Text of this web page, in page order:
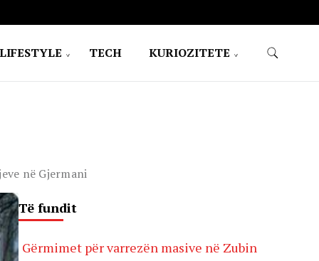
LIFESTYLE TECH KURIOZITETE
në Gjermani
Të fundit
Gërmimet për varrezën masive në Zubin